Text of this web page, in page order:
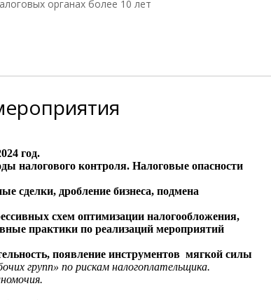
органах более 10 лет